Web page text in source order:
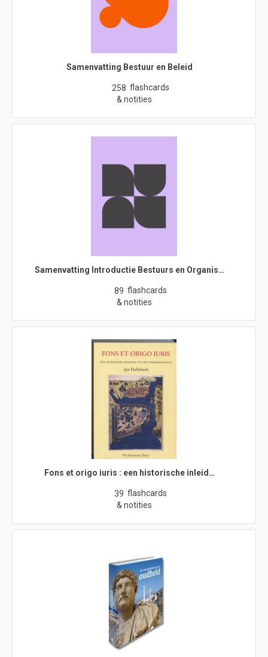
Samenvatting Bestuur en Beleid
258 flashcards
& notities
Samenvatting Introductie Bestuurs en Organis…
89 flashcards
& notities
Fons et origo iuris : een historische inleid…
39 flashcards
& notities